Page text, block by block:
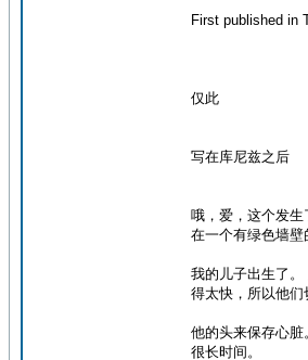
First published in
仅此
写在库尼兹之后
哦，爱，这个发生
在一个有绿色墙壁
我的儿子出生了。
得太快，所以他们
他的头来保存心脏
很长时间。